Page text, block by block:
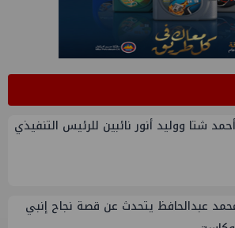
شتا ووليد أنور نائبين للرئيس التنفيذي
عبدالحافظ يتحدث عن قصة نجاح إنبي